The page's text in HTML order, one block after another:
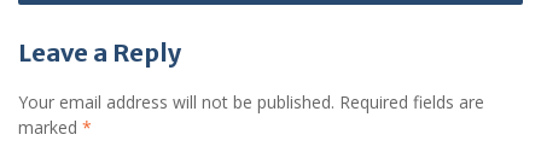
Leave a Reply
Your email address will not be published. Required fields are
marked *